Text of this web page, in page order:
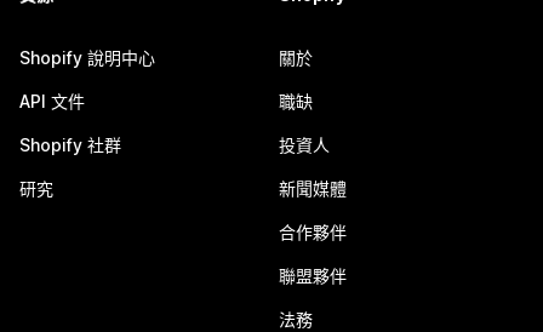
Shopify 說明中心
API 文件
Shopify 社群
研究
關於
職缺
投資人
新聞媒體
合作夥伴
聯盟夥伴
法務